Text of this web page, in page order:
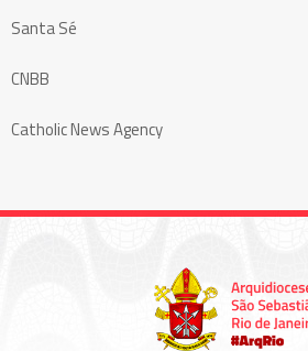
Santa Sé
CNBB
Catholic News Agency